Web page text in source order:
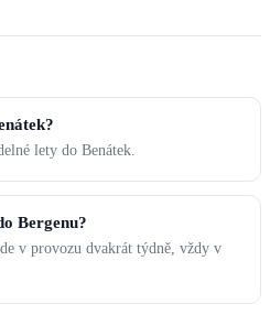
lety do Benátek.
Bergenu?
v provozu dvakrát týdně, vždy v